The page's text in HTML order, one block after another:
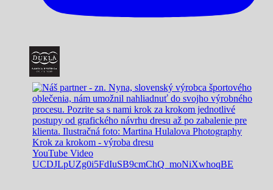
Krok za krokom - výroba dresu
YouTube Video
UCDJLpUZg0i5FdIuSB9cmChQ_moNiXwhoqBE